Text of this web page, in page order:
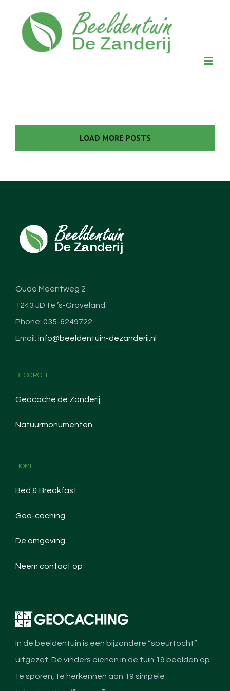
LOAD MORE POSTS
Oude Meentweg 2
1243 JD te ’s-Graveland.
Phone: 035-6249722
Email: info@beeldentuin-dezanderij.nl
BLOGROLL
Geocache de Zanderij
Natuurmonumenten
HOME
Bed & Breakfast
Geo-caching
De omgeving
Neem contact op
In de beeldentuin is een bijzondere “speurtocht”
uitgezet. De vinders dienen in de tuin 19 beelden op
te sporen, te herkennen aan 19 simpele